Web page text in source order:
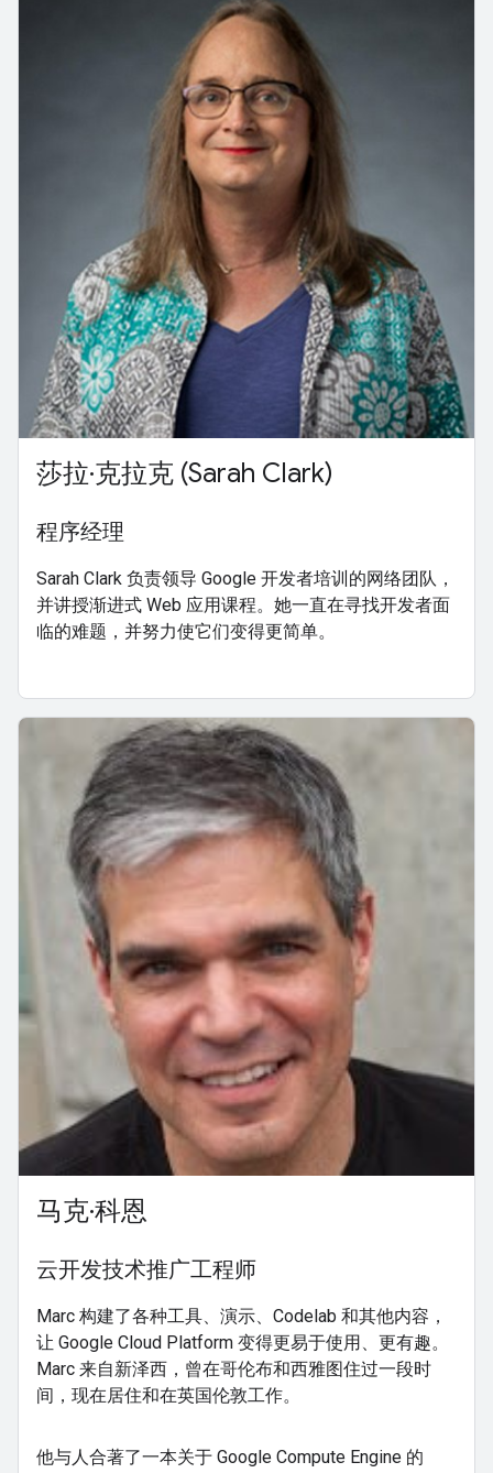
莎拉·克拉克 (Sarah Clark)
程序经理
Sarah Clark 负责领导 Google 开发者培训的网络团队，
并讲授渐进式 Web 应用课程。她一直在寻找开发者面
临的难题，并努力使它们变得更简单。
马克·科恩
云开发技术推广工程师
Marc 构建了各种工具、演示、Codelab 和其他内容，
让 Google Cloud Platform 变得更易于使用、更有趣。
Marc 来自新泽西，曾在哥伦布和西雅图住过一段时
间，现在居住和在英国伦敦工作。
他与人合著了一本关于 Google Compute Engine 的